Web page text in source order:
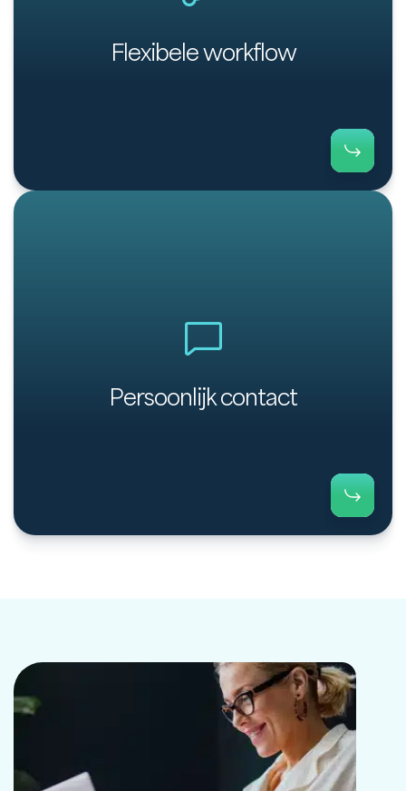
Flexibele workflow
Flexibele workflow voor klantspecifieke opvolging
Persoonlijk contact
Eenvoudig berichten uitwisselen met je klanten via